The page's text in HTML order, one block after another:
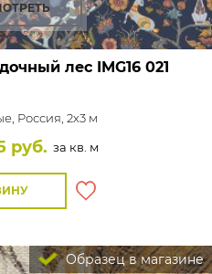
лесIMG16 021
Россия, 2x3 м
руб. за кв. м
Образец в магазине